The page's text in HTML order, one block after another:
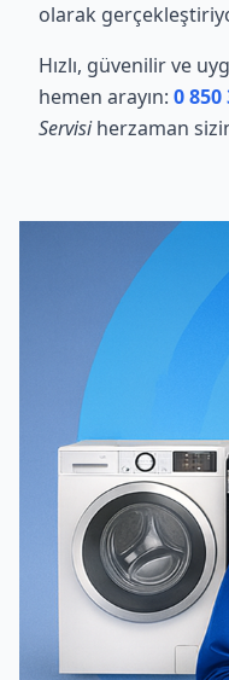
olarak
Hızlı, güvenilir ve
hemen arayın: 0 850
Servisiherzaman